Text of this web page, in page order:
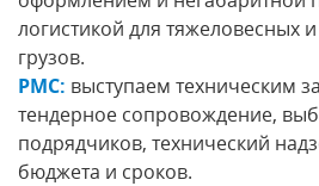
логистикой для тяжеловесных
грузов.
PMC: выступаем техническим
тендерное сопровождение,
подрядчиков, технический
бюджета и сроков.